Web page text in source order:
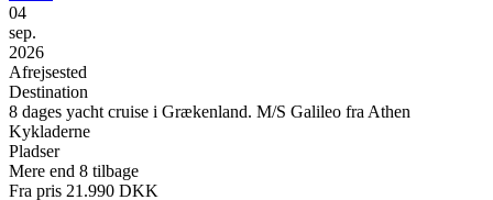
04
sep.
2026
Afrejsested
Destination
8 dages yacht cruise i Grækenland. M/S Galileo fra Athen
Kykladerne
Pladser
Mere end 8 tilbage
Fra pris 21.990 DKK